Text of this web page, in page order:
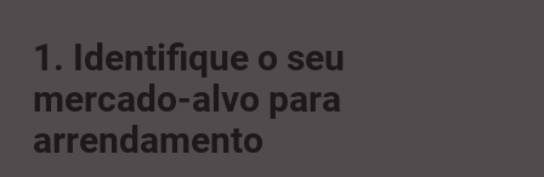
1. Identifique o seu
mercado-alvo para
arrendamento